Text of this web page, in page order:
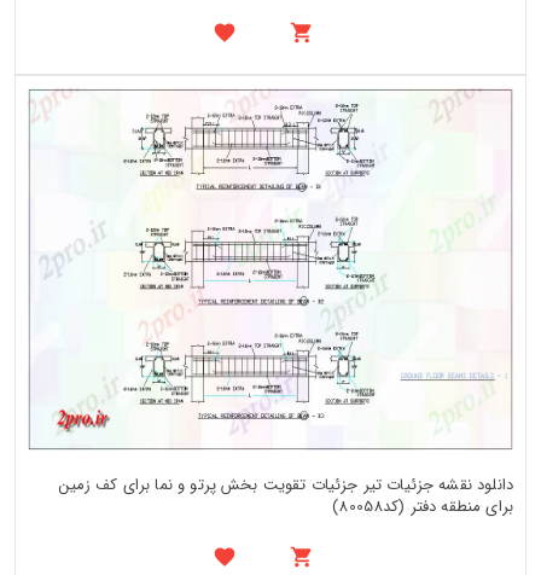
دانلود نقشه جزئیات تیر جزئیات تقویت بخش پرتو و نما برای کف زمین
برای منطقه دفتر (کد80058)